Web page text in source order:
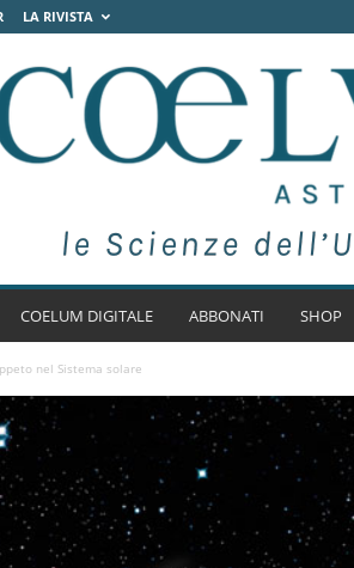
LA RIVISTA
COELUM DIGITALE ABBONATI SHOP
nel Sistema solare